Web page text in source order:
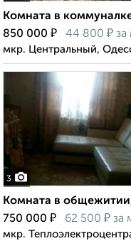
Комната в
850 000 ₽ 44 800 ₽ за
мкр. Центральный,
3
Комната в
750 000 ₽ 62 500 ₽ за
мкр.